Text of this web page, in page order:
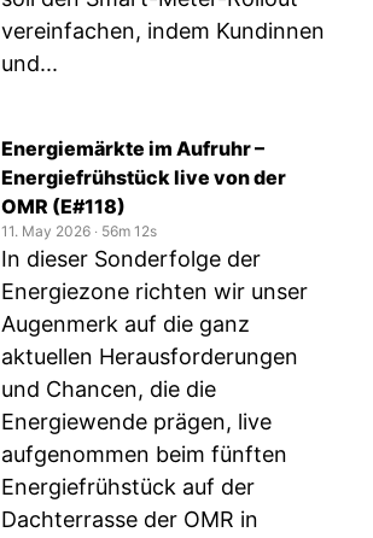
vereinfachen, indem Kundinnen
und...
Energiemärkte im Aufruhr –
Energiefrühstück live von der
OMR (E#118)
11. May 2026 ‧ 56m 12s
In dieser Sonderfolge der
Energiezone richten wir unser
Augenmerk auf die ganz
aktuellen Herausforderungen
und Chancen, die die
Energiewende prägen, live
aufgenommen beim fünften
Energiefrühstück auf der
Dachterrasse der OMR in